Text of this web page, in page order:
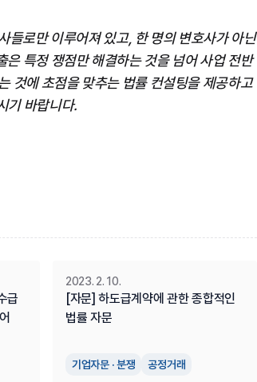
들로만 이루어져 있고, 한 명의 변호사가 아닌
특정 쟁점만 해결하는 것을 넘어 사업 전반
것에 초점을 맞추는 법률 컨설팅을 제공하고
기 바랍니다.
급
기업자문 · 분쟁 공정거래
[자문] 하도급계약에 관한 종합적인
법률 자문
2023. 2. 10.